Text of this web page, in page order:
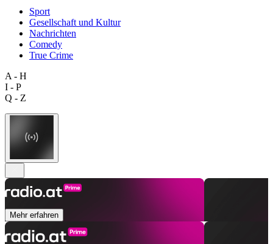
Sport
Gesellschaft und Kultur
Nachrichten
Comedy
True Crime
A - H
I - P
Q - Z
Mehr erfahren